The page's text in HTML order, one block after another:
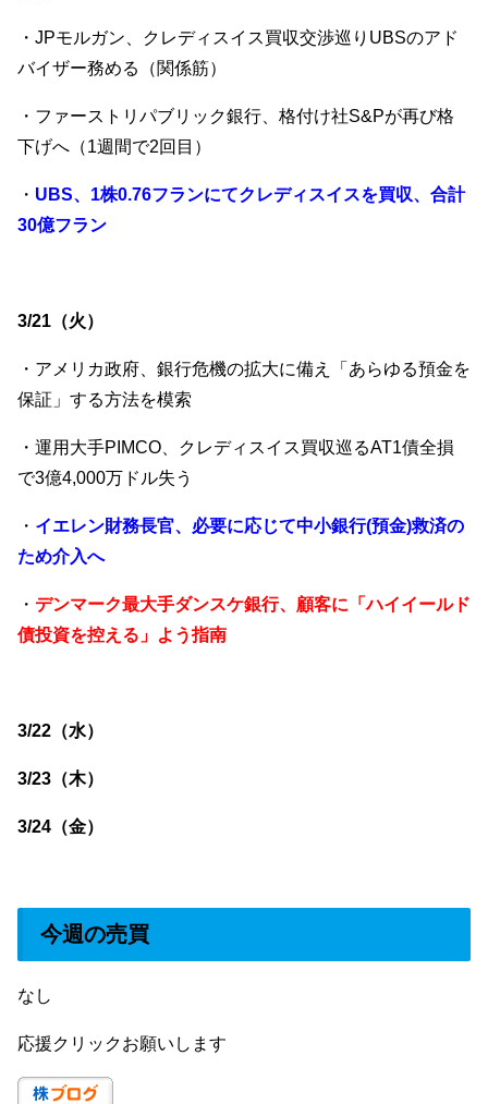
・JPモルガン、クレディスイス買収交渉巡りUBSのアド
バイザー務める（関係筋）
・ファーストリパブリック銀行、格付け社S&Pが再び格
下げへ（1週間で2回目）
・ UBS、1株0.76フランにてクレディスイスを買収、合計
30億フラン
3/21（火）
・アメリカ政府、銀行危機の拡大に備え「あらゆる預金を
保証」する方法を模索
・運用大手PIMCO、クレディスイス買収巡るAT1債全損
で3億4,000万ドル失う
・ イエレン財務長官、必要に応じて中小銀行(預金)救済の
ため介入へ
・ デンマーク最大手ダンスケ銀行、顧客に「ハイイールド
債投資を控える」よう指南
3/22（水）
3/23（木）
3/24（金）
今週の売買
なし
応援クリックお願いします